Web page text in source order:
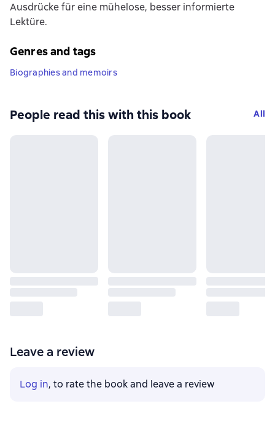
Ausdrücke für eine mühelose, besser informierte
Lektüre.
Genres and tags
Biographies and memoirs
People read this with this book All
Leave a review
Log in, to rate the book and leave a review